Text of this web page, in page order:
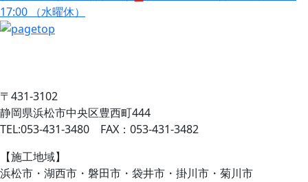
17:00 （水曜休）
〒431-3102
静岡県浜松市中央区豊西町444
TEL:053-431-3480 FAX：053-431-3482
【施工地域】
浜松市・湖西市・磐田市・袋井市・掛川市・菊川市